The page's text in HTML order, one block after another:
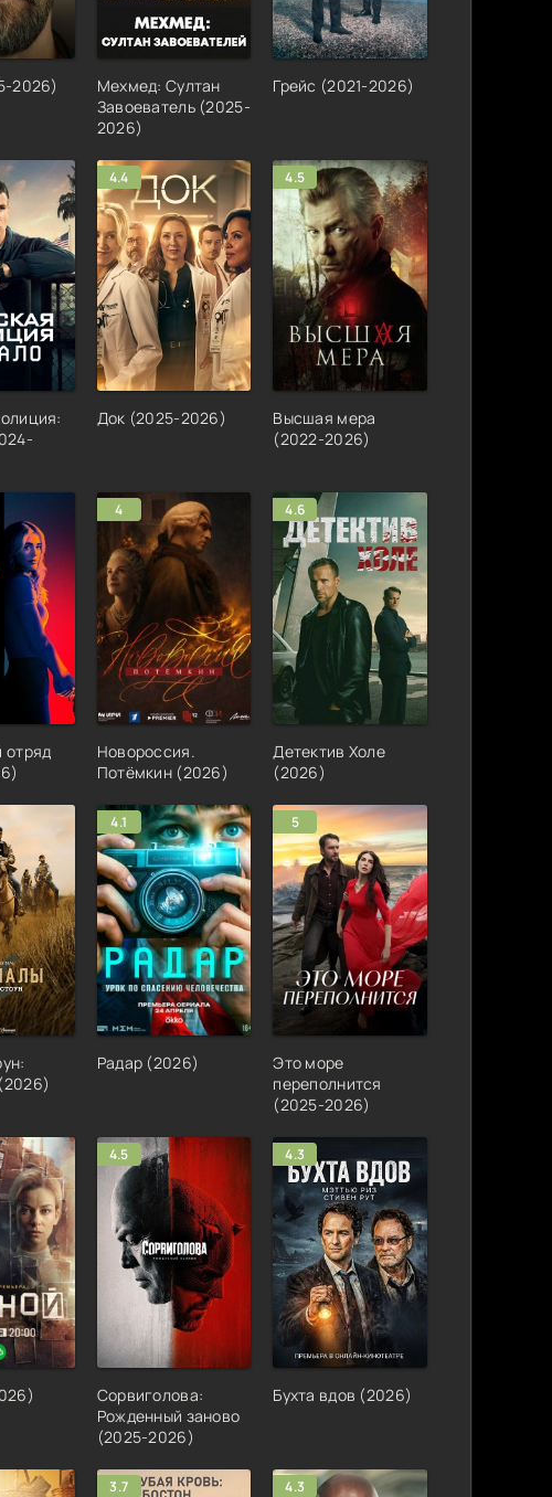
2026)
Мехмед: Султан
Завоеватель (2025-
2026)
Грейс (2021-2026)
4.4
Док (2025-2026)
4.5
Высшая мера
(2022-2026)
отряд
4
Новороссия.
Потёмкин (2026)
4.6
Детектив Холе
(2026)
4.1
Радар (2026)
5
Это море
переполнится
(2025-2026)
4.5
Сорвиголова:
Рожденный заново
(2025-2026)
4.3
Бухта вдов (2026)
3.7 4.3